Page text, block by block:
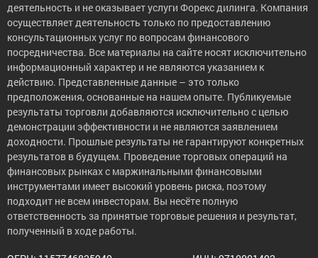
деятельность и не оказывает услуги Форекс дилинга. Компания
осуществляет деятельность только по предоставлению
консультационных услуг по вопросам финансового
посредничества. Все материалы на сайте носят исключительно
информационный характер и не являются указанием к
действию. Представленные данные – это только
предположения, основанные на нашем опыте. Публикуемые
результаты торговли добавляются исключительно с целью
демонстрации эффективности и не являются заявлением
доходности. Прошлые результаты не гарантируют конкретных
результатов в будущем. Проведение торговых операций на
финансовых рынках с маржинальными финансовыми
инструментами имеет высокий уровень риска, поэтому
подходит не всем инвесторам. Вы несёте полную
ответственность за принятые торговые решения и результат,
полученный в ходе работы.